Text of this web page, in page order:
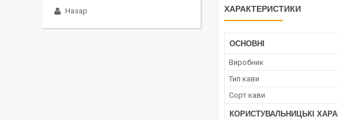
ХАРАКТЕРИСТИКИ
ОСНОВНІ
Виробник
Тип кави
Сорт кави
КОРИСТУВАЛЬНИЦЬКІ
Назар